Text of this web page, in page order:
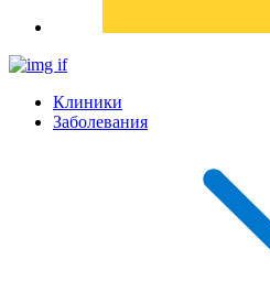
Клиники
Заболевания